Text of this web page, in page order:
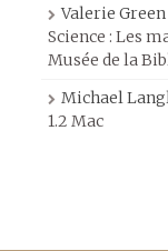
Valerie Green
Science : Les
Musée de la
Michael
1.2 Mac